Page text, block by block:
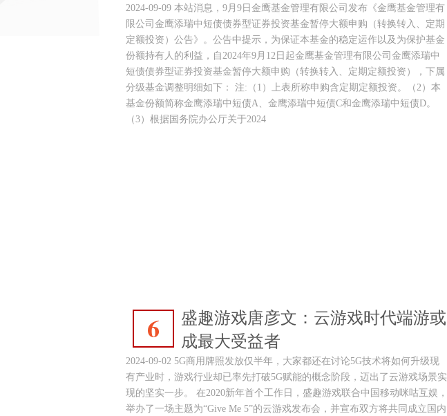
2024-09-09 本站消息，9月9日金鹰基金管理有限公司发布《金鹰基金管理有
限公司金鹰添瑞中短债债券型证券投资基金暂停大额申购（转换转入、定期
定额投资）公告》。公告中提示，为保证本基金的稳定运作以及为保护基金
份额持有人的利益，自2024年9月12日起金鹰基金管理有限公司金鹰添瑞中
短债债券型证券投资基金暂停大额申购（转换转入、定期定额投资），下属
分级基金调整明细如下： 注:（1）上表所称申购含定期定额投资。（2）本
基金份额简称金鹰添瑞中短债A、金鹰添瑞中短债C和金鹰添瑞中短债D。
（3）根据国务院办公厅关于2024
6
盛趣游戏唐彦文：云游戏时代端游或
成最大受益者
2024-09-02 5G商用牌照发放仅半年，大家都还在讨论5G技术将如何升级现
有产业时，游戏行业却已率先打破5G赋能的概念阶段，迈出了云游戏场景实
现的坚实一步。 在2020新年首个工作日，盛趣游戏联合中国移动咪咕互娱，
举办了一场主题为“Give Me 5”的云游戏发布会，并宣布双方将共同成立国内